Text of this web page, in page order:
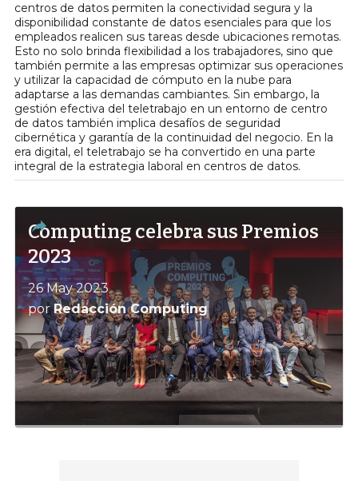
centros de datos permiten la conectividad segura y la
disponibilidad constante de datos esenciales para que los
empleados realicen sus tareas desde ubicaciones remotas.
Esto no solo brinda flexibilidad a los trabajadores, sino que
también permite a las empresas optimizar sus operaciones
y utilizar la capacidad de cómputo en la nube para
adaptarse a las demandas cambiantes. Sin embargo, la
gestión efectiva del teletrabajo en un entorno de centro
de datos también implica desafíos de seguridad
cibernética y garantía de la continuidad del negocio. En la
era digital, el teletrabajo se ha convertido en una parte
integral de la estrategia laboral en centros de datos.
Computing celebra sus Premios
2023
26 May 2023
porRedacción Computing